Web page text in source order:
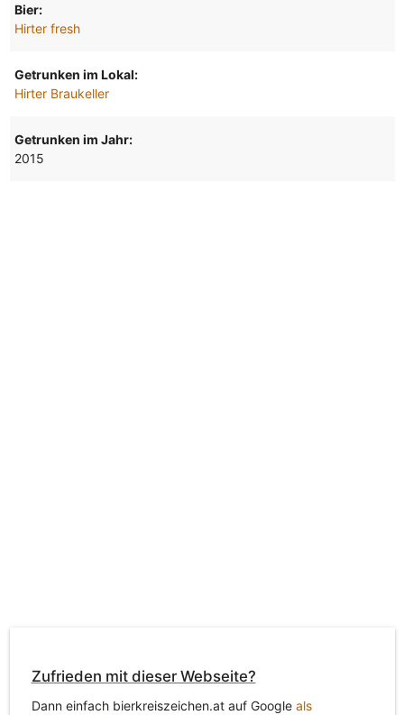
Bier:
Hirter fresh
Getrunken im Lokal:
Hirter Braukeller
Getrunken im Jahr:
2015
Zufrieden mit dieser Webseite?
Dann einfach bierkreiszeichen.at auf Google als